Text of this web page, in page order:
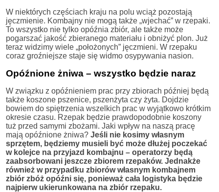
W niektórych częściach kraju na polu wciąż pozostają
jęczmienie. Kombajny nie mogą także „wjechać” w rzepaki.
To wszystko nie tylko opóźnia zbiór, ale także może
pogarszać jakość zbieranego materiału i obniżyć plon. Już
teraz widzimy wiele „położonych” jęczmieni. W rzepaku
coraz groźniejsze staje się widmo osypywania nasion.
Opóźnione żniwa – wszystko będzie naraz
W związku z opóźnieniem prac przy zbiorach później będą
także koszone pszenice, pszenżyta czy żyta. Dojdzie
bowiem do spiętrzenia wszelkich prac w wyjątkowo krótkim
okresie czasu. Rzepak będzie prawdopodobnie koszony
tuż przed samymi zbożami. Jaki wpływ na naszą pracę
mają opóźnione żniwa? Jeśli nie kosimy własnym
sprzętem, będziemy musieli być może dłużej poczekać
w kolejce na przyjazd kombajnu – operatorzy będą
zaabsorbowani jeszcze zbiorem rzepaków. Jednakże
również w przypadku zbiorów własnym kombajnem
zbiór zbóż opóźni się, ponieważ cała logistyka będzie
najpierw ukierunkowana na zbiór rzepaku.